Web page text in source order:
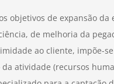
objetivos de expansão da
de melhoria da
ao cliente, impõe-
atividade (recursos